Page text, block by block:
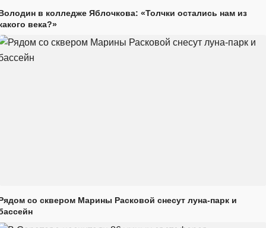
в колледже Яблочкова: «Толчки остались нам из
века?»
со сквером Марины Расковой снесут луна-парк и